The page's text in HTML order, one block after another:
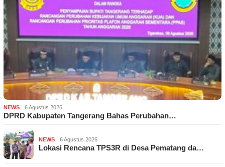
NEWS 6 Agustus 2026
DPRD Kabupaten Tangerang Bahas Perubahan…
NEWS 6 Agustus 2026
Lokasi Rencana TPS3R di Desa Pematang da…